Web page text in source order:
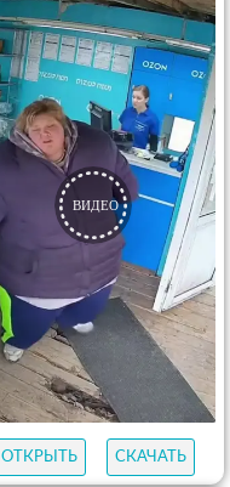
ОТКРЫТЬ СКАЧАТЬ